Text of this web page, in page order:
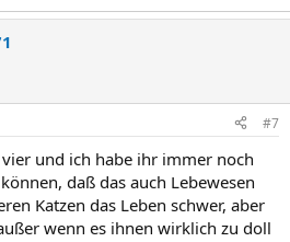
#7
und ich habe ihr immer noch
daß das auch Lebewesen
Katzen das Leben schwer, aber
wenn es ihnen wirklich zu doll